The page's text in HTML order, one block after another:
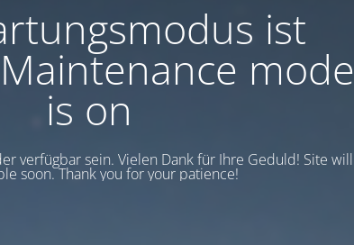
ist
mode
is on
verfügbar sein. Vielen Dank für Ihre Geduld! Site will
soon. Thank you for your patience!